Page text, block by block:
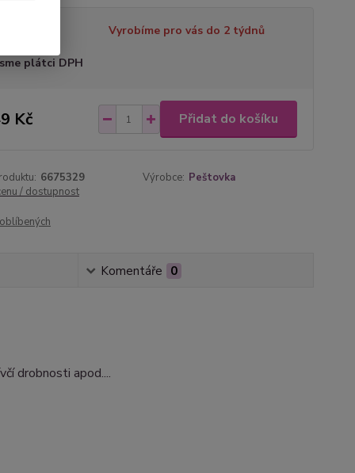
Vyrobíme pro vás do 2 týdnů
plátci DPH
Kč Přidat do košíku
6675329 Výrobce: Peštovka
/ dostupnost
Komentáře 0
drobnosti apod....